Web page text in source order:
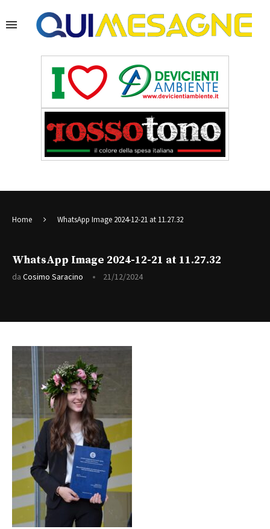
Home WhatsApp Image 2024-12-21 at 11.27.32
WhatsApp Image 2024-12-21 at 11.27.32
da Cosimo Saracino 21/12/2024